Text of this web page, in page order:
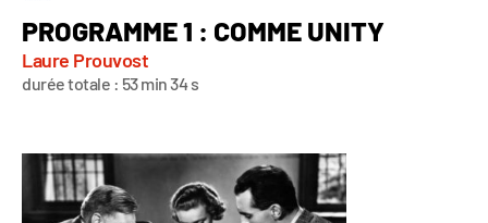
PROGRAMME 1 : COMME UNITY
Laure Prouvost
durée totale : 53 min 34 s